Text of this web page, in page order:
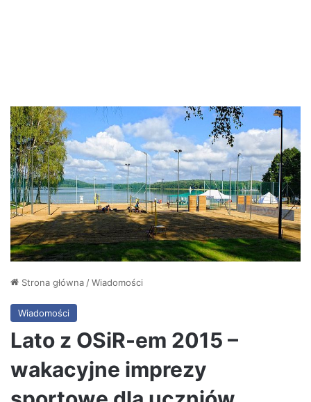
Strona główna /Wiadomości
Wiadomości
Lato z OSiR-em 2015 –
wakacyjne imprezy